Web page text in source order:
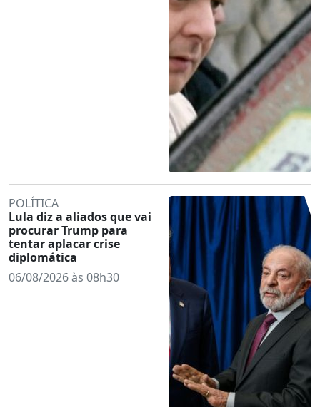
POLÍTICA
Lula diz a aliados que vai
procurar Trump para
tentar aplacar crise
diplomática
06/08/2026 às 08h30